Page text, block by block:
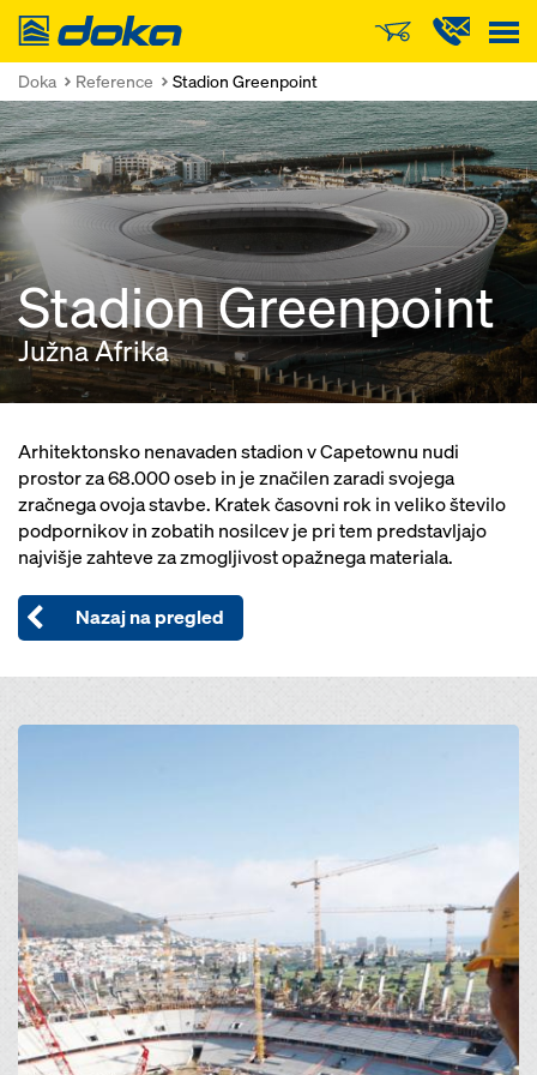
Doka
Doka Reference Stadion Greenpoint
Stadion Greenpoint
Južna Afrika
Arhitektonsko nenavaden stadion v Capetownu nudi
prostor za 68.000 oseb in je značilen zaradi svojega
zračnega ovoja stavbe. Kratek časovni rok in veliko število
podpornikov in zobatih nosilcev je pri tem predstavljajo
najvišje zahteve za zmogljivost opažnega materiala.
Nazaj na pregled
Open